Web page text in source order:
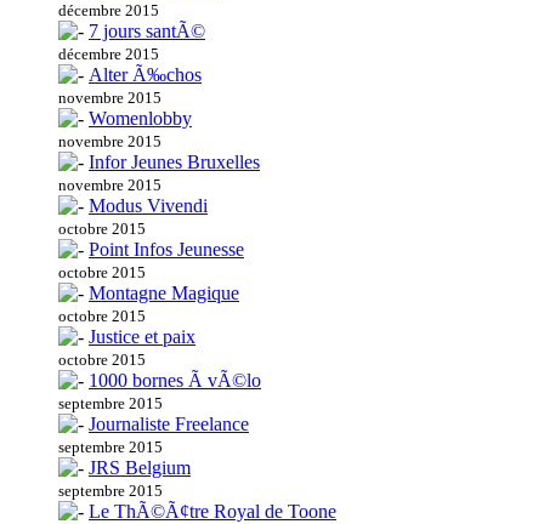
décembre 2015
7 jours santÃ©
décembre 2015
Alter Ã‰chos
novembre 2015
Womenlobby
novembre 2015
Infor Jeunes Bruxelles
novembre 2015
Modus Vivendi
octobre 2015
Point Infos Jeunesse
octobre 2015
Montagne Magique
octobre 2015
Justice et paix
octobre 2015
1000 bornes Ã vÃ©lo
septembre 2015
Journaliste Freelance
septembre 2015
JRS Belgium
septembre 2015
Le ThÃ©Ã¢tre Royal de Toone